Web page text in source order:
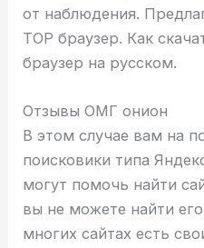
от наблюдения.
ТОР браузер. Как
браузер на русском.
Отзывы ОМГ онион
В этом случае вам на
поисковики типа
могут помочь найти
вы не можете найти
многих сайтах есть